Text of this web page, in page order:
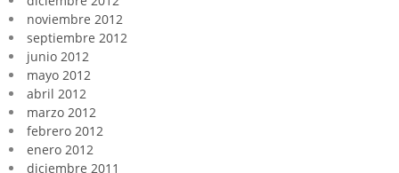
noviembre 2012
septiembre 2012
junio 2012
mayo 2012
abril 2012
marzo 2012
febrero 2012
enero 2012
diciembre 2011